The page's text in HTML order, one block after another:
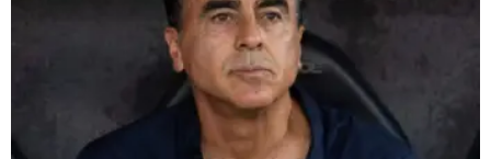
Con el campo
Espacio empresas
Sociedad
Tecnología
Turismo